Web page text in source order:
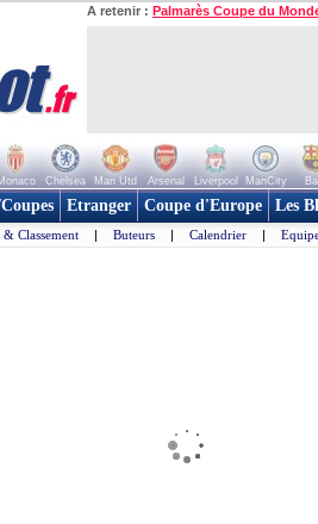
A retenir : Palmarès Coupe du
Chelsea Man Utd Arsenal Liverpool ManCity
Etranger Coupe d'Europe Les
& Classement | Buteurs | Calendrier |